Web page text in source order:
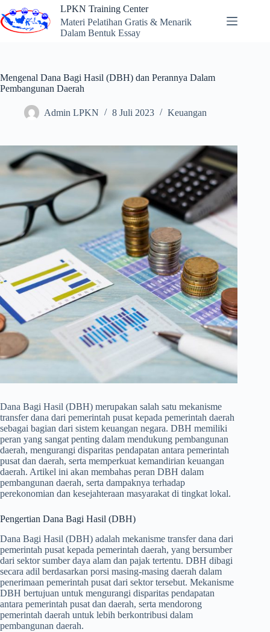
to
content
LPKN Training Center
Materi Pelatihan Gratis & Menarik
Dalam Bentuk Essay
Mengenal Dana Bagi Hasil (DBH) dan Perannya Dalam
Pembangunan Daerah
Admin LPKN 8 Juli 2023 Keuangan
Dana Bagi Hasil (DBH) merupakan salah satu mekanisme
transfer dana dari pemerintah pusat kepada pemerintah daerah
sebagai bagian dari sistem keuangan negara. DBH memiliki
peran yang sangat penting dalam mendukung pembangunan
daerah, mengurangi disparitas pendapatan antara pemerintah
pusat dan daerah, serta memperkuat kemandirian keuangan
daerah. Artikel ini akan membahas peran DBH dalam
pembangunan daerah, serta dampaknya terhadap
perekonomian dan kesejahteraan masyarakat di tingkat lokal.
Pengertian Dana Bagi Hasil (DBH)
Dana Bagi Hasil (DBH) adalah mekanisme transfer dana dari
pemerintah pusat kepada pemerintah daerah, yang bersumber
dari sektor sumber daya alam dan pajak tertentu. DBH dibagi
secara adil berdasarkan porsi masing-masing daerah dalam
penerimaan pemerintah pusat dari sektor tersebut. Mekanisme
DBH bertujuan untuk mengurangi disparitas pendapatan
antara pemerintah pusat dan daerah, serta mendorong
pemerintah daerah untuk lebih berkontribusi dalam
pembangunan daerah.